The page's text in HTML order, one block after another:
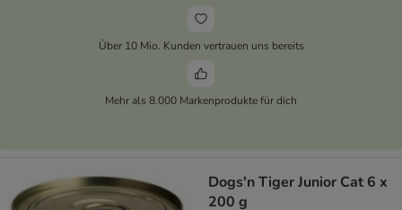
Über 10 Mio. Kunden vertrauen uns bereits
Mehr als 8.000 Markenprodukte für dich
Dogs'n Tiger Junior Cat 6 x
200 g